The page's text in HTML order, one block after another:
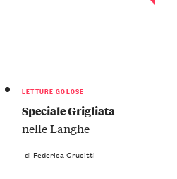
LETTURE GOLOSE
Speciale Grigliata
nelle Langhe
di Federica Crucitti